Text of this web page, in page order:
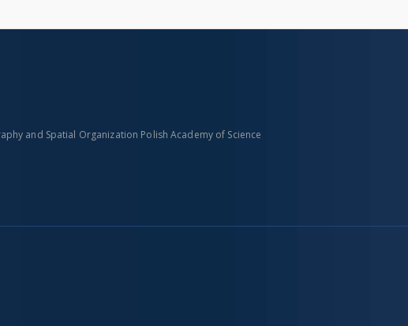
and Spatial Organization Polish Academy of Science